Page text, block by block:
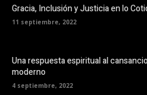
Gracia, Inclusión y Justicia en lo
11 septiembre, 2022
Una respuesta espiritual al
moderno
4 septiembre, 2022